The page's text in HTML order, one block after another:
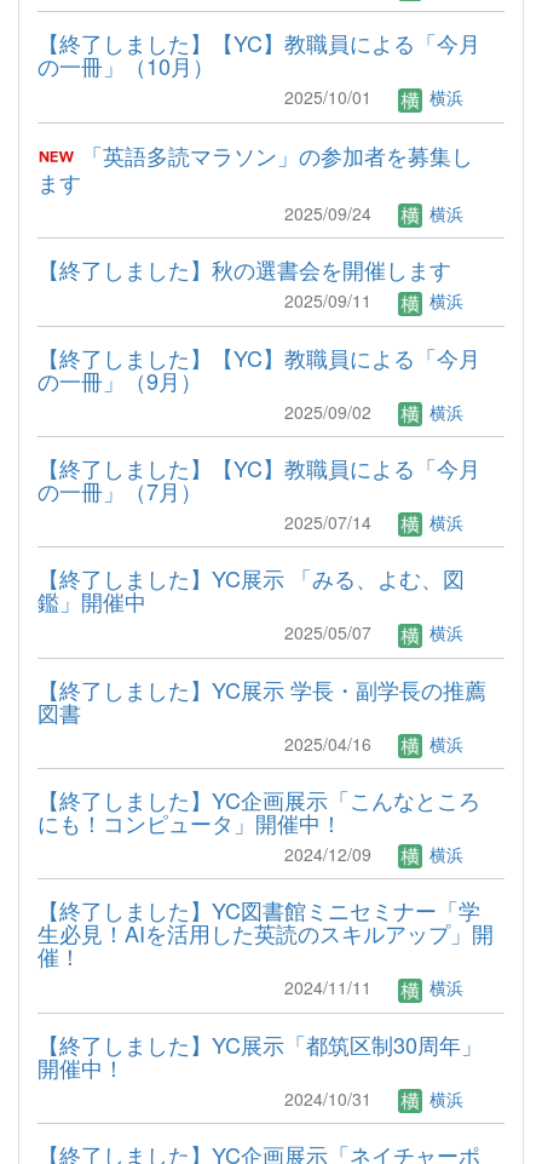
【終了しました】【YC】教職員による「今月
の一冊」（10月）
2025/10/01 横浜
「英語多読マラソン」の参加者を募集し
ます
2025/09/24 横浜
【終了しました】秋の選書会を開催します
2025/09/11 横浜
【終了しました】【YC】教職員による「今月
の一冊」（9月）
2025/09/02 横浜
【終了しました】【YC】教職員による「今月
の一冊」（7月）
2025/07/14 横浜
【終了しました】YC展示 「みる、よむ、図
鑑」開催中
2025/05/07 横浜
【終了しました】YC展示 学長・副学長の推薦
図書
2025/04/16 横浜
【終了しました】YC企画展示「こんなところ
にも！コンピュータ」開催中！
2024/12/09 横浜
【終了しました】YC図書館ミニセミナー「学
生必見！AIを活用した英読のスキルアップ」開
催！
2024/11/11 横浜
【終了しました】YC展示「都筑区制30周年」
開催中！
2024/10/31 横浜
【終了しました】YC企画展示「ネイチャーポ